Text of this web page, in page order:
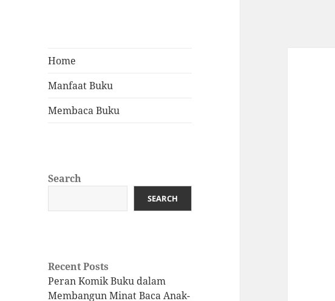
Home
Manfaat Buku
Membaca Buku
Search
SEARCH
Recent Posts
Peran Komik Buku dalam
Membangun Minat Baca Anak-